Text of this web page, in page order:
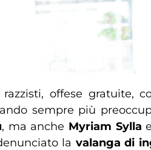
razzisti, offese gratuite,
sempre più
, ma anche Myriam Sylla
la valanga di